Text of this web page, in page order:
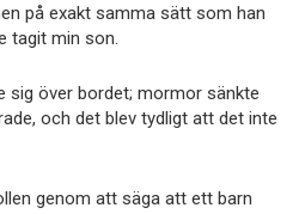
på exakt samma sätt som han
tagit min son.
sig över bordet; mormor sänkte
och det blev tydligt att det inte
genom att säga att ett barn